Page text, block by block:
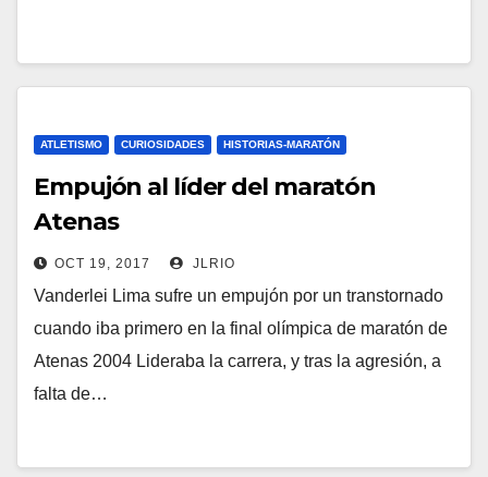
ATLETISMO CURIOSIDADES HISTORIAS-MARATÓN
Empujón al líder del maratón
Atenas
OCT 19, 2017 JLRIO
Vanderlei Lima sufre un empujón por un transtornado
cuando iba primero en la final olímpica de maratón de
Atenas 2004 Lideraba la carrera, y tras la agresión, a
falta de…